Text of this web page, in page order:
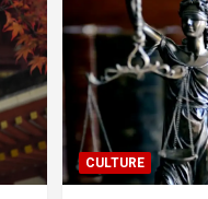
CULTURE